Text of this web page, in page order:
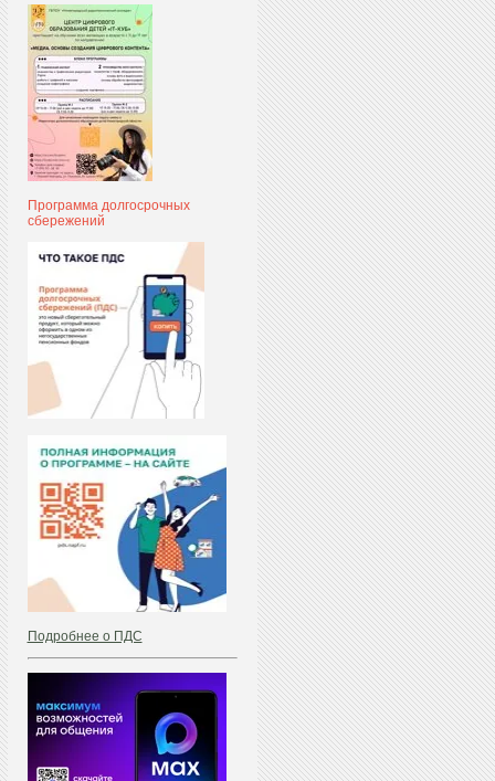
Программа долгосрочных
сбережений
Подробнее о ПДС